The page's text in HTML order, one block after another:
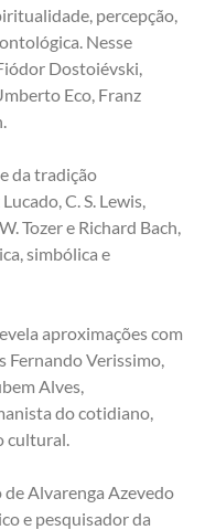
percepção,
Nesse
Dostoiévski,
Eco, Franz
da tradição
C. S. Lewis,
Tozer e Richard Bach,
simbólica e
aproximações com
Fernando Verissimo,
Alves,
do cotidiano,
cultural.
Alvarenga Azevedo
e pesquisador da